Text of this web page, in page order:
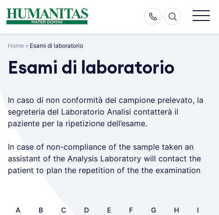
Skip
to
Home » Esami di laboratorio
Esami di laboratorio
In caso di non conformità del campione prelevato, la
segreteria del Laboratorio Analisi contatterà il
paziente per la ripetizione dell’esame.
In case of non-compliance of the sample taken an
assistant of the Analysis Laboratory will contact the
patient to plan the repetition of the the examination
A B C D E F G H I